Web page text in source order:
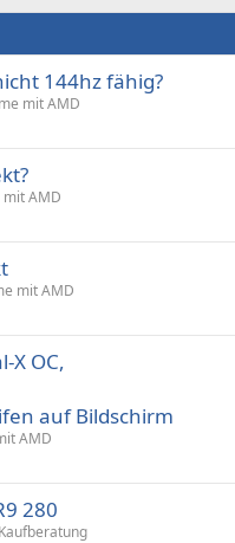
144hz fähig?
mit AMD
AMD
mit AMD
X OC,
auf Bildschirm
AMD
280